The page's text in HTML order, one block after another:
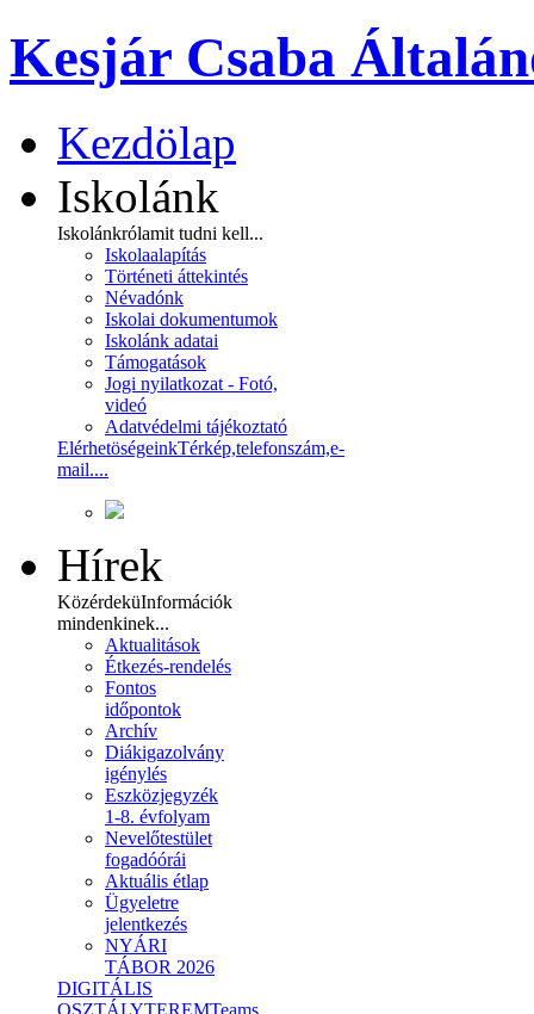
Kesjár Csaba
Kezdölap
Iskolánk
Iskolánkrólamit tudni kell...
Iskolaalapítás
Történeti áttekintés
Névadónk
Iskolai dokumentumok
Iskolánk adatai
Támogatások
Jogi nyilatkozat - Fotó,
videó
Adatvédelmi tájékoztató
ElérhetöségeinkTérkép,telefonszám,e-
mail....
Hírek
KözérdeküInformációk
mindenkinek...
Aktualitások
Étkezés-rendelés
Fontos
időpontok
Archív
Diákigazolvány
igénylés
Eszközjegyzék
1-8. évfolyam
Nevelőtestület
fogadóórái
Aktuális étlap
Ügyeletre
jelentkezés
NYÁRI
TÁBOR 2026
DIGITÁLIS
OSZTÁLYTEREMTeams